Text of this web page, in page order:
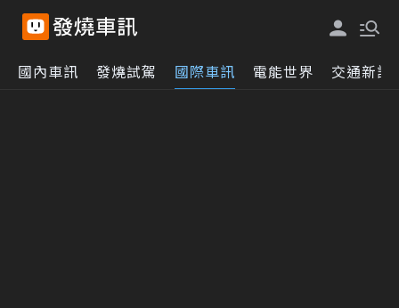
國內車訊 發燒試駕 國際車訊 電能世界 交通新訊